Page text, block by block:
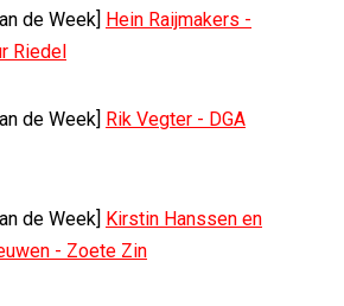
de Week] Hein Raijmakers -
Riedel
de Week] Rik Vegter - DGA
de Week] Kirstin Hanssen en
- Zoete Zin